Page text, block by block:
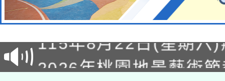
轉知經濟部水利署委託
業技術研究院辦理「
用水績優單位及節水達
桃園市孔廟祈福系列
2026年桃園地景藝術